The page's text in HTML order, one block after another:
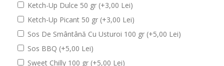
Ketch-Up Dulce 50 gr (+3,00 Lei)
Ketch-Up Picant 50 gr (+3,00 Lei)
Sos De Smântână Cu Usturoi 100 gr (+5,00 Lei)
Sos BBQ (+5,00 Lei)
Sweet Chilly 100 gr (+5,00 Lei)